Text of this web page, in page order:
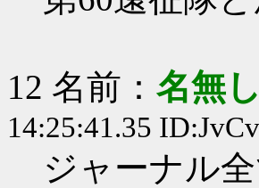
12 名前： 名無
14:25:41.35
ジャーナル